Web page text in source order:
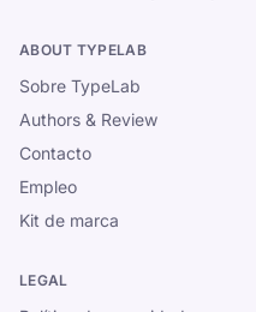
ABOUT TYPELAB
Sobre TypeLab
Authors & Review
Contacto
Empleo
Kit de marca
LEGAL